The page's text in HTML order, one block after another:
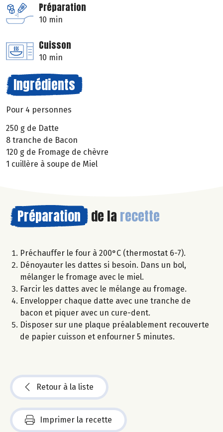
Préparation
10 min
Cuisson
10 min
Ingrédients
Pour 4 personnes
250 g de Datte
8 tranche de Bacon
120 g de Fromage de chèvre
1 cuillère à soupe de Miel
Préparation de la recette
Préchauffer le four à 200°C (thermostat 6-7).
Dénoyauter les dattes si besoin. Dans un bol,
mélanger le fromage avec le miel.
Farcir les dattes avec le mélange au fromage.
Envelopper chaque datte avec une tranche de
bacon et piquer avec un cure-dent.
Disposer sur une plaque préalablement recouverte
de papier cuisson et enfourner 5 minutes.
Retour à la liste
Imprimer la recette